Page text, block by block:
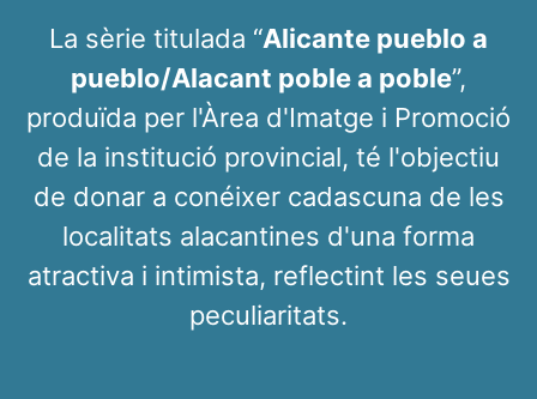
La sèrie titulada “Alicante pueblo a
pueblo/Alacant poble a poble”,
produïda per l'Àrea d'Imatge i Promoció
de la institució provincial, té l'objectiu
de donar a conéixer cadascuna de les
localitats alacantines d'una forma
atractiva i intimista, reflectint les seues
peculiaritats.